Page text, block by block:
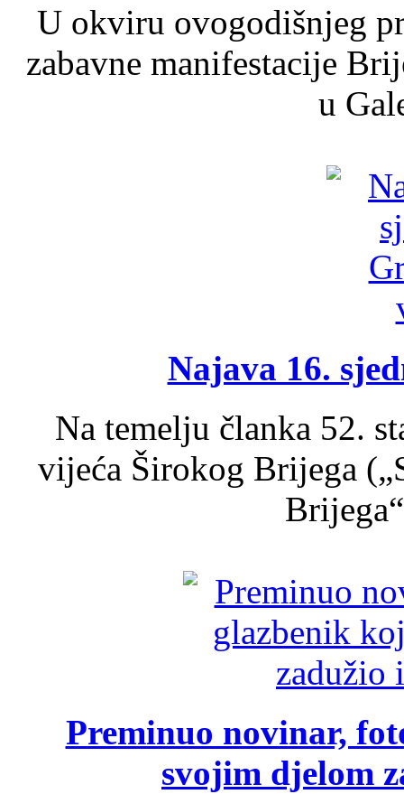
U okviru ovogodišnjeg
zabavne manifestacije
u
Najava 16.
Na temelju članka 52.
vijeća Širokog Brijega
Preminuo novinar,
svojim djelom